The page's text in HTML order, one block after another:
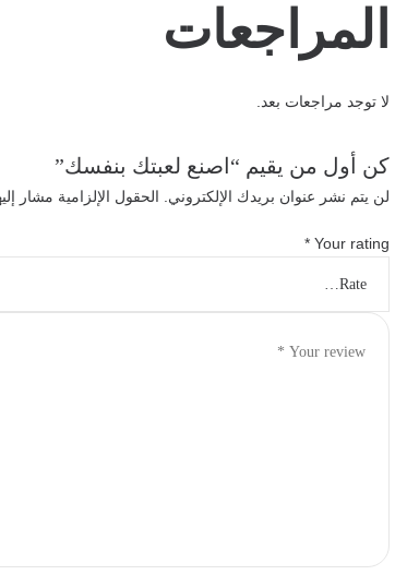
المراجعات
لا توجد مراجعات بعد.
كن أول من يقيم “اصنع لعبتك بنفسك”
لن يتم نشر عنوان بريدك الإلكتروني. الحقول الإلزامية مشار
Your rating
*